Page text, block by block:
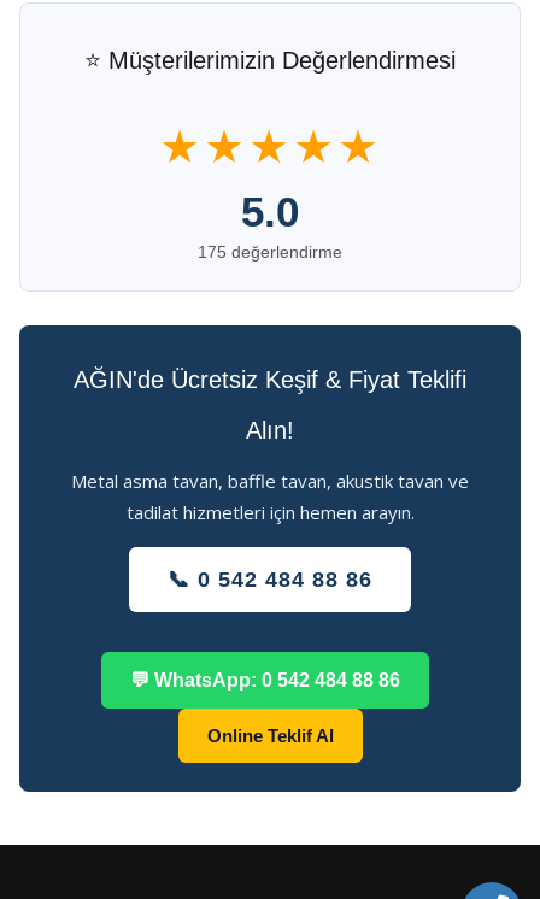
⭐ Müşterilerimizin Değerlendirmesi
★★★★★
5.0
175 değerlendirme
AĞIN'de Ücretsiz Keşif & Fiyat Teklifi
Alın!
Metal asma tavan, baffle tavan, akustik tavan ve
tadilat hizmetleri için hemen arayın.
📞 0 542 484 88 86
💬 WhatsApp: 0 542 484 88 86
Online Teklif Al